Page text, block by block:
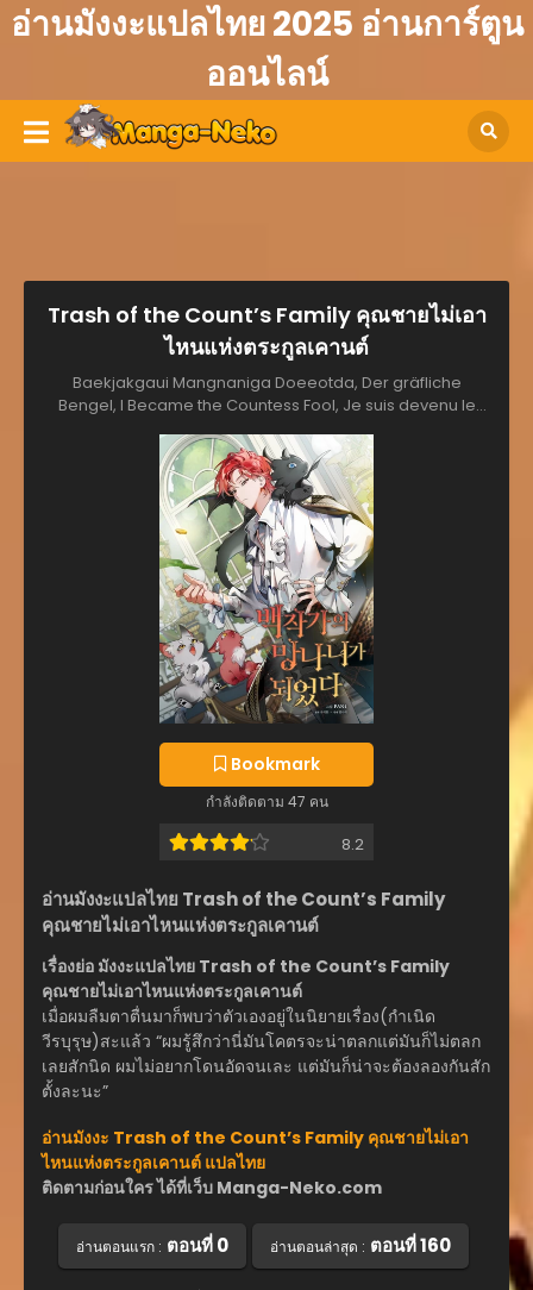
อ่านมังงะแปลไทย 2025 อ่านการ์ตูน
ออนไลน์
Trash of the Count’s Family คุณชายไม่เอา
ไหนแห่งตระกูลเคานต์
Baekjakgaui Mangnaniga Doeeotda, Der gräfliche
Bengel, I Became the Countess Fool, Je suis devenu le
basura de la familia del Conde, La Canaille du Comté,
Pembuat Onar Di Keluarga Count, Quel bifolco di un
conte, The Lout of the count's family, Trash Count, Trash of
the Count's Family, Śmieć z rodziny hrabiego, Ничтожество
из графского семейства, Отброс графской семьи, Покидьок
графської сім’ї, Я стал графским ублюдком, بچهی بهدردنخور
นต์, 伯爵家の暴れん坊になった, 成为伯爵家的废物, 成为伯爵家的
混混, 變成伯爵家的混混, 백작가의 망나니가 되었다
Bookmark
กำลังติดตาม 47 คน
8.2
อ่านมังงะแปลไทย Trash of the Count’s Family
คุณชายไม่เอาไหนแห่งตระกูลเคานต์
เรื่องย่อ มังงะแปลไทย Trash of the Count’s Family
คุณชายไม่เอาไหนแห่งตระกูลเคานต์
เมื่อผมลืมตาตื่นมาก็พบว่าตัวเองอยู่ในนิยายเรื่อง(กำเนิด
วีรบุรุษ)สะแล้ว “ผมรู้สึกว่านี่มันโคตรจะน่าตลกแต่มันก็ไม่ตลก
เลยสักนิด ผมไม่อยากโดนอัดจนเละ แต่มันก็น่าจะต้องลองกันสัก
ตั้งละนะ”
อ่านมังงะ Trash of the Count’s Family คุณชายไม่เอา
ไหนแห่งตระกูลเคานต์ แปลไทย
ติดตามก่อนใคร ได้ที่เว็บ Manga-Neko.com
อ่านตอนแรก : ตอนที่ 0 อ่านตอนล่าสุด : ตอนที่ 160